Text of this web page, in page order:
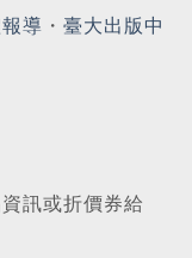
導 ・ 臺大出版中
訊或折價券給